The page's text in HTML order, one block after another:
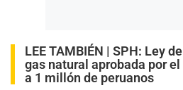
LEE TAMBIÉN | SPH: Ley
gas natural aprobada por
a 1 millón de peruanos